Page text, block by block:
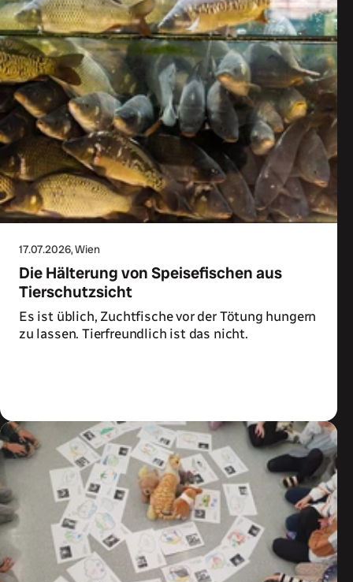
17.07.2026, Wien
Die Hälterung von Speisefischen aus
Tierschutzsicht
Es ist üblich, Zuchtfische vor der Tötung hungern
zu lassen. Tierfreundlich ist das nicht.